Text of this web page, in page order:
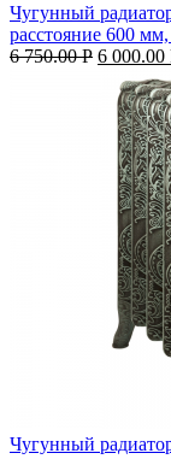
Чугунный
расстояние 600
6 750.00Р 6 000.00
Чугунный